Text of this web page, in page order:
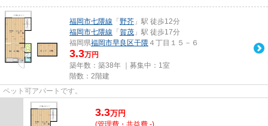
福岡市七隈線 「 野芥 」駅 徒歩12分
福岡市七隈線 「 賀茂 」駅 徒歩17分
福岡県福岡市早良区干隈 ４丁目１５－６
3.3万円
築年数：築38年 ｜募集中： 1室
階数：2階建
ペット可アパートです。
3.3万円
(管理費・共益費 -)